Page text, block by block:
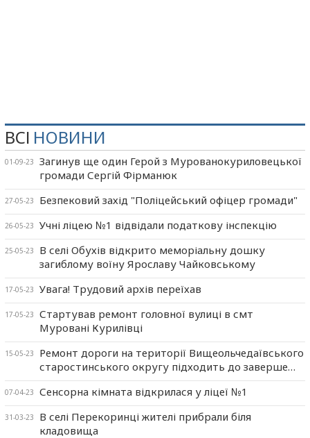
ВСІ НОВИНИ
01-09-23
Загинув ще один Герой з Мурованокуриловецької
громади Сергій Фірманюк
27-05-23 Безпековий захід "Поліцейський офіцер громади"
26-05-23 Учні ліцею №1 відвідали податкову інспекцію
25-05-23
В селі Обухів відкрито меморіальну дошку
загиблому воїну Ярославу Чайковському
17-05-23 Увага! Трудовий архів переїхав
17-05-23
Стартував ремонт головної вулиці в смт
Муровані Курилівці
15-05-23
Ремонт дороги на території Вищеольчедаївського
старостинського округу підходить до заверше…
07-04-23 Сенсорна кімната відкрилася у ліцеї №1
31-03-23
В селі Перекоринці жителі прибрали біля
кладовища